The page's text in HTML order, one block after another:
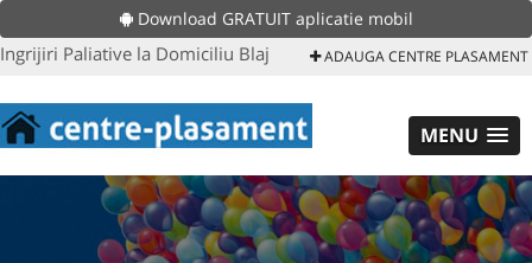
Download GRATUIT aplicatie mobil
Ingrijiri Paliative la Domiciliu Blaj ADAUGA CENTRE PLASAMENT
MENU